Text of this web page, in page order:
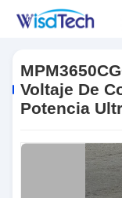
Reguladores De Voltaje
Delgado
Voltaje De
Potencia